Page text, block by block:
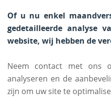
Of u nu enkel
gedetailleerde analyse
website, wij hebben de
Neem contact met ons
analyseren en de
zijn om uw site te